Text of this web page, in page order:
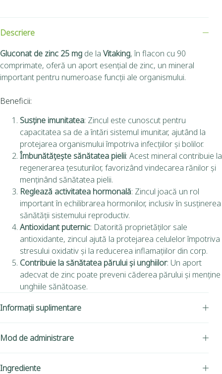
Descriere
Gluconat de zinc 25 mg de la Vitaking, în flacon cu 90
comprimate, oferă un aport esențial de zinc, un mineral
important pentru numeroase funcții ale organismului.
Beneficii:
Susține imunitatea: Zincul este cunoscut pentru
capacitatea sa de a întări sistemul imunitar, ajutând la
protejarea organismului împotriva infecțiilor și bolilor.
Îmbunătățește sănătatea pielii: Acest mineral contribuie la
regenerarea țesuturilor, favorizând vindecarea rănilor și
menținând sănătatea pielii.
Reglează activitatea hormonală: Zincul joacă un rol
important în echilibrarea hormonilor, inclusiv în susținerea
sănătății sistemului reproductiv.
Antioxidant puternic: Datorită proprietăților sale
antioxidante, zincul ajută la protejarea celulelor împotriva
stresului oxidativ și la reducerea inflamațiilor din corp.
Contribuie la sănătatea părului și unghiilor: Un aport
adecvat de zinc poate preveni căderea părului și menține
unghiile sănătoase.
Informații suplimentare
Mod de administrare
Ingrediente